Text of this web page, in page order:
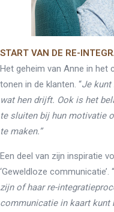
START VAN DE RE-
Het geheim van Anne in het
tonen in de klanten. “Je kunt
wat hen drijft. Ook is het
te sluiten bij hun motivatie
te maken.”
Een deel van zijn inspiratie
‘Geweldloze communicatie’. “
zijn of haar re-
communicatie in kaart kunt